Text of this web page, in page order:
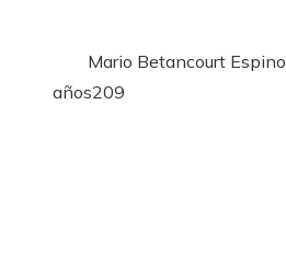
Mario Betancourt Espino
años209